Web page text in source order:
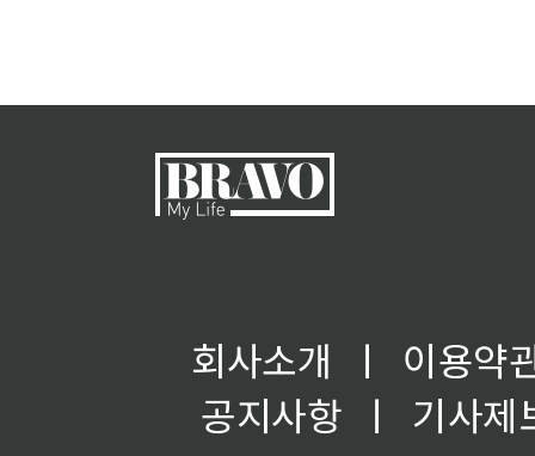
회사소개 ㅣ
이용약
공지사항
ㅣ
기사제